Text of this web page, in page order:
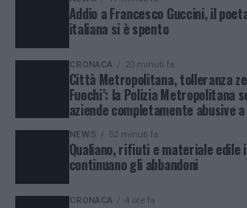
Addio a Francesco Guccini, il
italiana si è spento
CRONACA 20 minuti fa
Città Metropolitana, tolleranza
Fuochi’: la Polizia Metropolitana
aziende completamente abusive
NEWS 52 minuti fa
Qualiano, rifiuti e materiale edile
continuano gli abbandoni
CRONACA 4 ore fa